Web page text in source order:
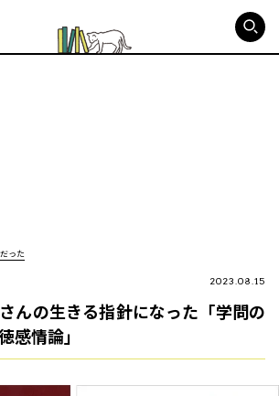
った
2023.08.15
んの生きる指針になった「学問の
感情論」